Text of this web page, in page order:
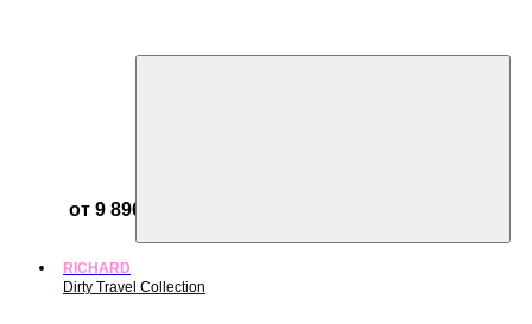
от 9 896 ₽
RICHARD
Dirty Travel Collection